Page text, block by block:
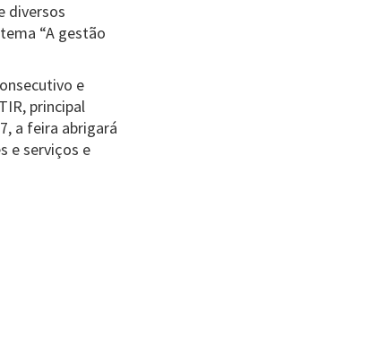
diversos
“A gestão
e
principal
a feira abrigará
e serviços e